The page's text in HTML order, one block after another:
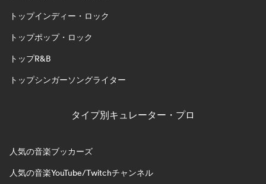
トップインディー・ロック
トップポップ・ロック
トップR&B
トップシンガーソングライター
タイプ別キュレーター・プロ
人気の音楽ブッカーズ
人気の音楽YouTube/Twitchチャンネル